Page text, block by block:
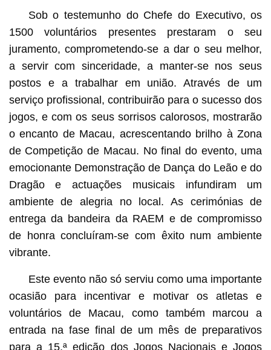
Sob o testemunho do Chefe do Executivo, os
1500 voluntários presentes prestaram o seu
juramento, comprometendo-se a dar o seu melhor,
a servir com sinceridade, a manter-se nos seus
postos e a trabalhar em união. Através de um
serviço profissional, contribuirão para o sucesso dos
jogos, e com os seus sorrisos calorosos, mostrarão
o encanto de Macau, acrescentando brilho à Zona
de Competição de Macau. No final do evento, uma
emocionante Demonstração de Dança do Leão e do
Dragão e actuações musicais infundiram um
ambiente de alegria no local. As cerimónias de
entrega da bandeira da RAEM e de compromisso
de honra concluíram-se com êxito num ambiente
vibrante.
Este evento não só serviu como uma importante
ocasião para incentivar e motivar os atletas e
voluntários de Macau, como também marcou a
entrada na fase final de um mês de preparativos
para a 15.ª edição dos Jogos Nacionais e Jogos